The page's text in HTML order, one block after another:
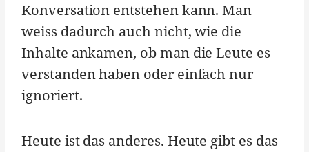
Konversation entstehen kann. Man
weiss dadurch auch nicht, wie die
Inhalte ankamen, ob man die Leute es
verstanden haben oder einfach nur
ignoriert.
Heute ist das anderes. Heute gibt es das